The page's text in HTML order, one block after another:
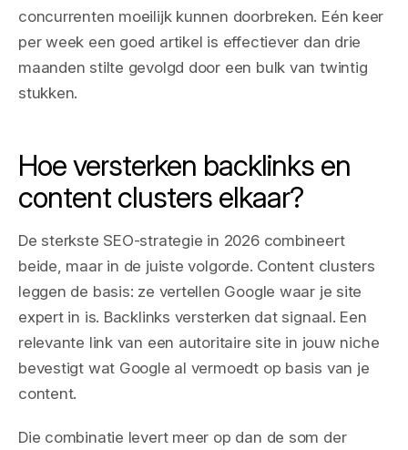
concurrenten moeilijk kunnen doorbreken. Eén keer
per week een goed artikel is effectiever dan drie
maanden stilte gevolgd door een bulk van twintig
stukken.
Hoe versterken backlinks en
content clusters elkaar?
De sterkste SEO-strategie in 2026 combineert
beide, maar in de juiste volgorde. Content clusters
leggen de basis: ze vertellen Google waar je site
expert in is. Backlinks versterken dat signaal. Een
relevante link van een autoritaire site in jouw niche
bevestigt wat Google al vermoedt op basis van je
content.
Die combinatie levert meer op dan de som der